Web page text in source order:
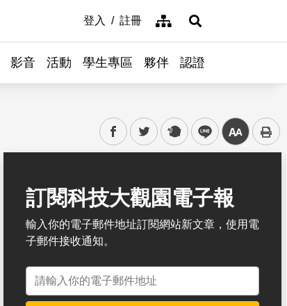
登入 註冊 網站導覽展開搜尋
影音 活動 學生專區 夥伴 認證
facebooktwitter plurk line 中
訂閱科技大觀園電子報
輸入你的電子郵件地址訂閱網站新文章，使用電
子郵件接收通知。
電子郵件地址